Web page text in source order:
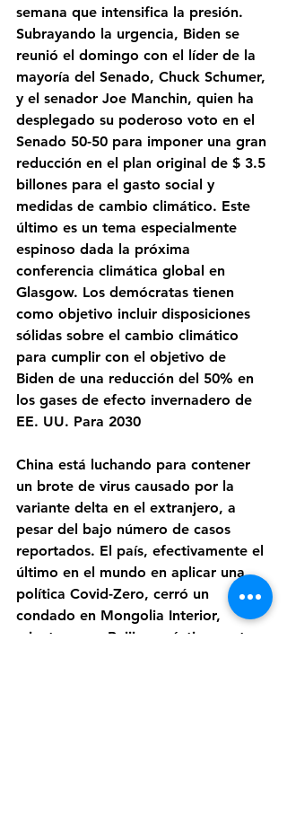
semana que intensifica la presión.
Subrayando la urgencia, Biden se
reunió el domingo con el líder de la
mayoría del Senado, Chuck Schumer,
y el senador Joe Manchin, quien ha
desplegado su poderoso voto en el
Senado 50-50 para imponer una gran
reducción en el plan original de $ 3.5
billones para el gasto social y
medidas de cambio climático. Este
último es un tema especialmente
espinoso dada la próxima
conferencia climática global en
Glasgow. Los demócratas tienen
como objetivo incluir disposiciones
sólidas sobre el cambio climático
para cumplir con el objetivo de
Biden de una reducción del 50% en
los gases de efecto invernadero de
EE. UU. Para 2030
China está luchando para contener
un brote de virus causado por la
variante delta en el extranjero, a
pesar del bajo número de casos
reportados. El país, efectivamente el
último en el mundo en aplicar una
política Covid-Zero, cerró un
condado en Mongolia Interior,
mientras que Beijing prácticamente